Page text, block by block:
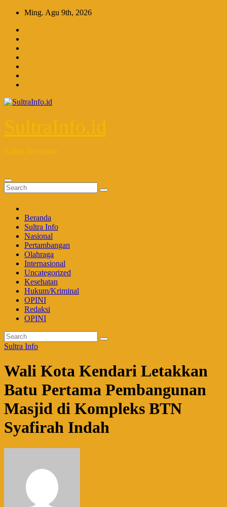
Skip
content
Ming. Agu 9th, 2026
SultraInfo.id
Kabar Terupdate
Beranda
Sultra Info
Nasional
Pertambangan
Olahraga
Internasional
Uncategorized
Kesehatan
Hukum/Kriminal
OPINI
Redaksi
OPINI
Sultra Info
Wali Kota Kendari Letakkan
Batu Pertama Pembangunan
Masjid di Kompleks BTN
Syafirah Indah